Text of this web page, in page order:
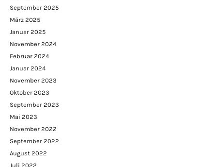
September 2025
März 2025
Januar 2025
November 2024
Februar 2024
Januar 2024
November 2023
Oktober 2023
September 2023
Mai 2023
November 2022
September 2022
August 2022
Juli 2022